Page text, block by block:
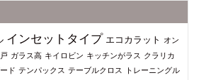
インセットタイプ エコカラット
オン
ガラス高 キイロビン キッチンがラス クラリカ
ド テンパックス テーブルクロス トレーニングル